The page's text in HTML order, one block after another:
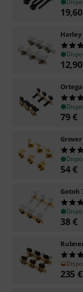
19,60
12,90
Ortega
79€
Grover
54€
Gotoh
38€
235 €